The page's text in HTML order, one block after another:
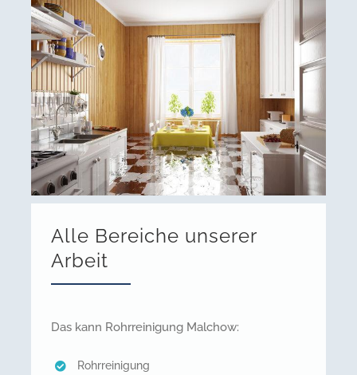
Alle Bereiche unserer
Arbeit
Das kann Rohrreinigung Malchow:
Rohrreinigung